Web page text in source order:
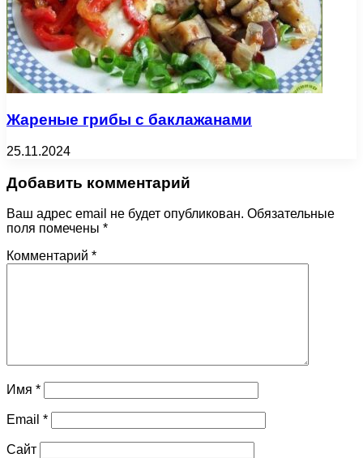
Жареные грибы с баклажанами
25.11.2024
Добавить комментарий
Ваш адрес email не будет опубликован. Обязательные
поля помечены *
Комментарий *
Имя *
Email *
Сайт